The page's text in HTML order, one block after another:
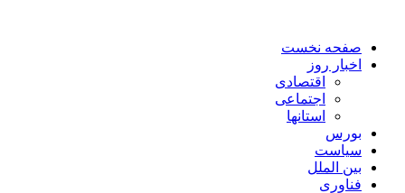
صفحه نخست
اخبار روز
اقتصادی
اجتماعی
استانها
بورس
سیاست
بین الملل
فناوری